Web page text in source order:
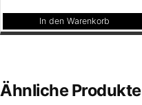
der
Produktseite
In den Warenkorb
Ähnliche Produkte